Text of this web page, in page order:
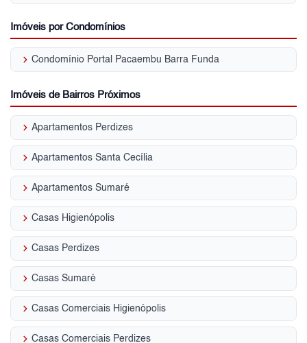
Imóveis por Condomínios
keyboard_arrow_right Condomínio Portal Pacaembu Barra Funda
Imóveis de Bairros Próximos
keyboard_arrow_right Apartamentos Perdizes
keyboard_arrow_right Apartamentos Santa Cecília
keyboard_arrow_right Apartamentos Sumaré
keyboard_arrow_right Casas Higienópolis
keyboard_arrow_right Casas Perdizes
keyboard_arrow_right Casas Sumaré
keyboard_arrow_right Casas Comerciais Higienópolis
keyboard_arrow_right Casas Comerciais Perdizes